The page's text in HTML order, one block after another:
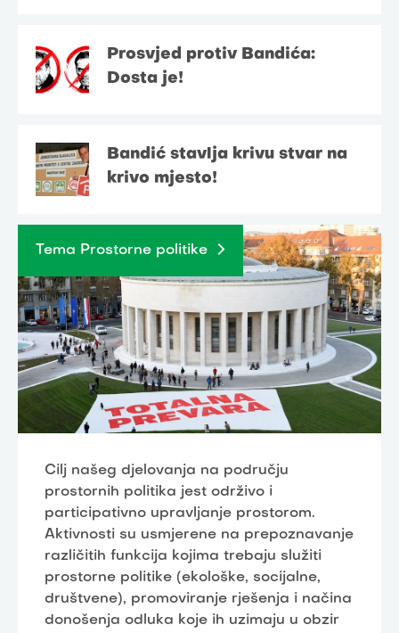
Prosvjed protiv Bandića:
Dosta je!
Bandić stavlja krivu stvar na
krivo mjesto!
Tema Prostorne politike
Cilj našeg djelovanja na području
prostornih politika jest održivo i
participativno upravljanje prostorom.
Aktivnosti su usmjerene na prepoznavanje
različitih funkcija kojima trebaju služiti
prostorne politike (ekološke, socijalne,
društvene), promoviranje rješenja i načina
donošenja odluka koje ih uzimaju u obzir